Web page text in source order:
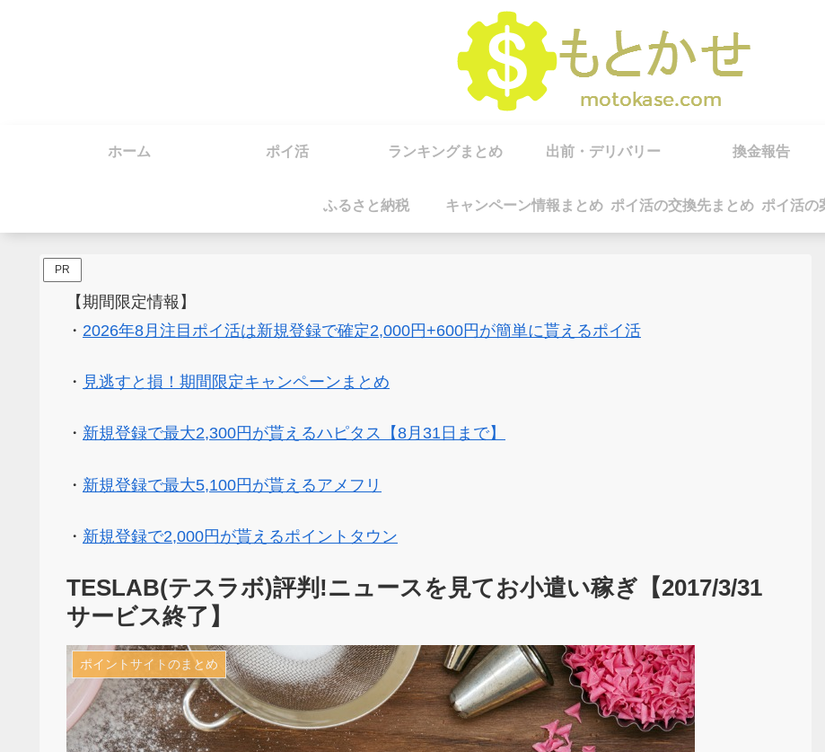
ホーム ポイ活 ランキングまとめ 出前・デリバリー 換金報告
ふるさと納税 キャンペーン情報まとめ ポイ活の交換先まとめ ポイ活の
PR
【期間限定情報】
・ 2026年8月注目ポイ活は新規登録で確定2,000円+600円が簡単に貰えるポイ活
・ 見逃すと損！期間限定キャンペーンまとめ
・ 新規登録で最大2,300円が貰えるハピタス【8月31日まで】
・ 新規登録で最大5,100円が貰えるアメフリ
・ 新規登録で2,000円が貰えるポイントタウン
TESLAB(テスラボ)評判!ニュースを見てお小遣い稼ぎ【2017/3/31
サービス終了】
ポイントサイトのまとめ